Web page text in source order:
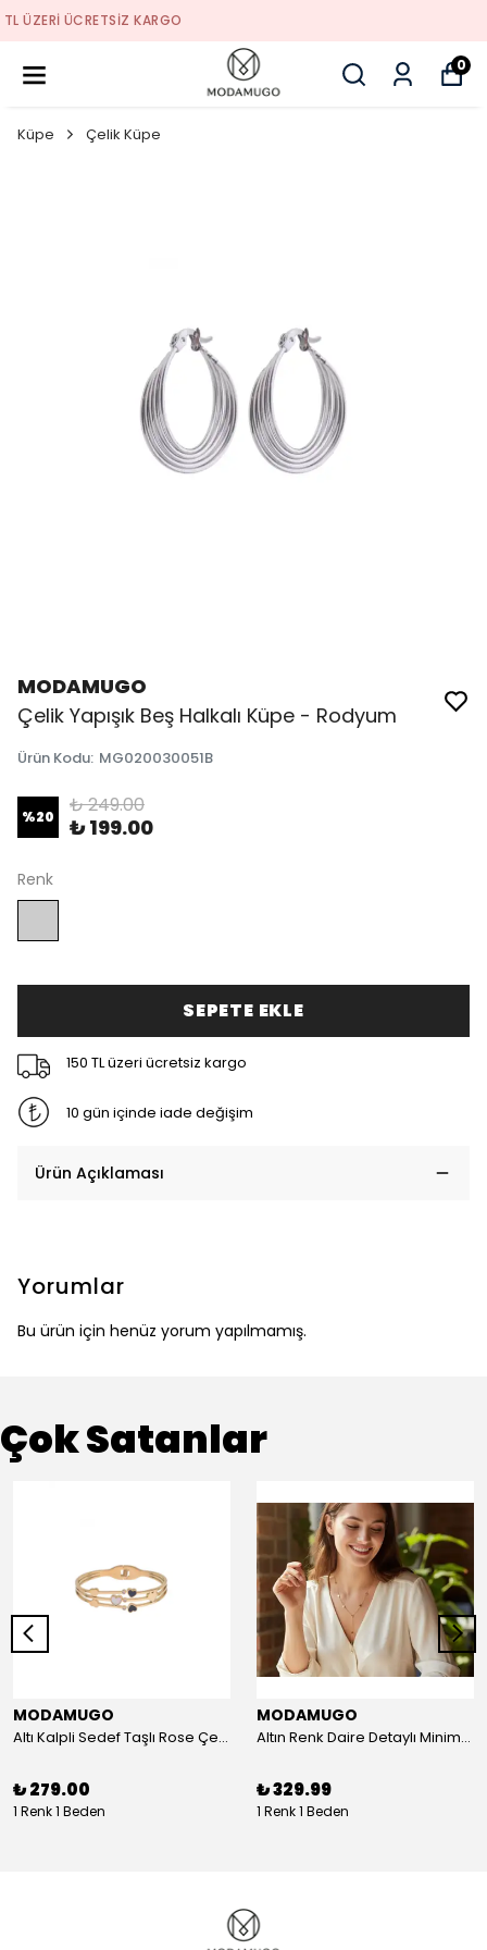
0
Küpe Çelik Küpe
MODAMUGO
Çelik Yapışık Beş Halkalı Küpe - Rodyum
Ürün Kodu: MG020030051B
%20 ₺ 249.00
₺ 199.00
Renk
SEPETE EKLE
150 TL üzeri ücretsiz kargo
10 gün içinde iade değişim
Ürün Açıklaması
Yorumlar
Bu ürün için henüz yorum yapılmamış.
Çok Satanlar
MODAMUGO
Altı Kalpli Sedef Taşlı Rose Çelik Kelepçe Bileklik
₺ 279.00
1 Renk 1 Beden
MODAMUGO
Altın Renk Daire Detaylı Minimal Y Çelik Kolye
₺ 329.99
1 Renk 1 Beden